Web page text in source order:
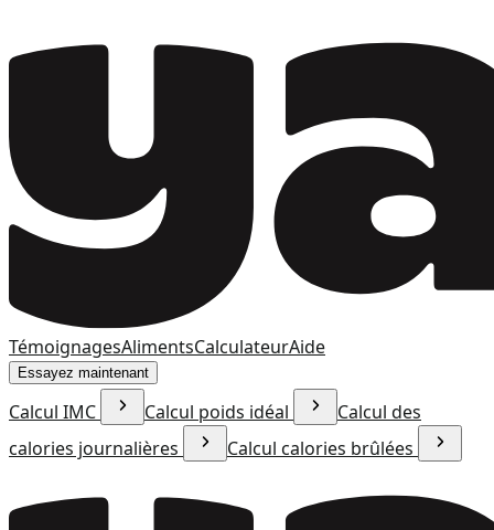
TémoignagesAlimentsCalculateurAide
Essayez maintenant
Calcul IMC Calcul poids idéal
Calcul des
calories journalières
Calcul calories brûlées